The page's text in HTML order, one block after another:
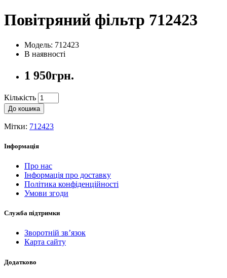
Повітряний фільтр 712423
Модель: 712423
В наявності
1 950грн.
Кількість
До кошика
Мітки: 712423
Інформація
Про нас
Інформація про доставку
Політика конфіденційності
Умови згоди
Служба підтримки
Зворотній зв’язок
Карта сайту
Додатково